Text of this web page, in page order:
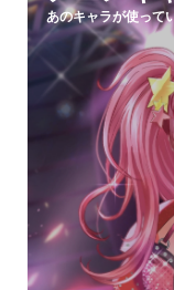
あのキャラが使って